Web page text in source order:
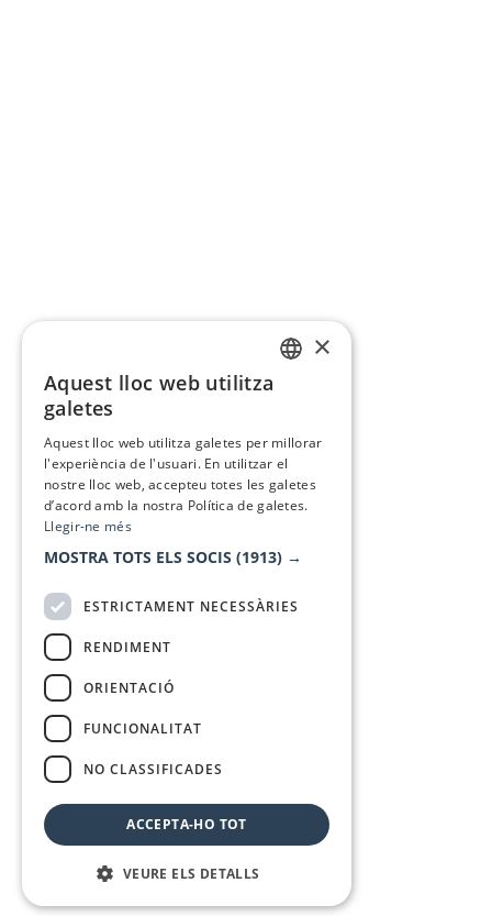
×
Aquest lloc web utilitza
galetes
Aquest lloc web utilitza galetes per millorar
l'experiència de l'usuari. En utilitzar el
nostre lloc web, accepteu totes les galetes
d’acord amb la nostra Política de galetes.
Llegir-ne més
MOSTRA TOTS ELS SOCIS (1913) →
ESTRICTAMENT NECESSÀRIES
RENDIMENT
ORIENTACIÓ
FUNCIONALITAT
NO CLASSIFICADES
ACCEPTA-HO TOT
VEURE ELS DETALLS